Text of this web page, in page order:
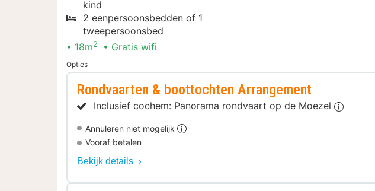
kind
2 eenpersoonsbedden of 1
tweepersoonsbed
18m2 Gratis wifi
Opties
Rondvaarten & boottochten Arrangement
Inclusief cochem: Panorama rondvaart op de Moezel
Annuleren niet mogelijk
Vooraf betalen
Bekijk details